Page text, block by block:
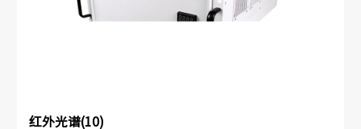
红外光谱(10)